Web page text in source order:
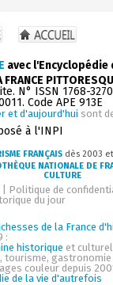
avec
FRANCE
N° ISSN 1768-
Code APE 913E
et d'aujourd'hui sont
à l'INPI
FRANÇAIS dès 2003
NATIONALE DE
CULTURE
Politique de
du jour
de la France
:
historique et
, tourisme, gastronomie
couleur depuis
de la vie d'autrefois